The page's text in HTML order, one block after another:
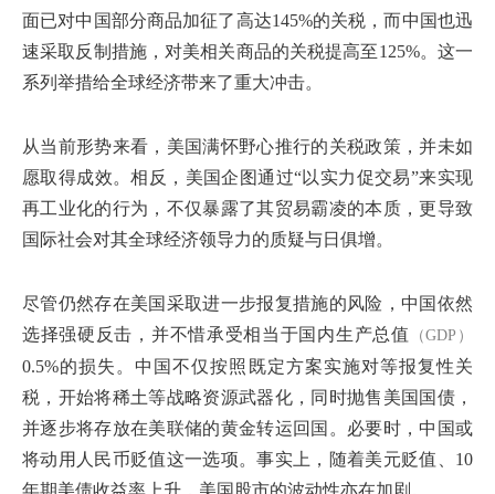
面已对中国部分商品加征了高达145%的关税，而中国也迅
速采取反制措施，对美相关商品的关税提高至125%。这一
系列举措给全球经济带来了重大冲击。
从当前形势来看，美国满怀野心推行的关税政策，并未如
愿取得成效。相反，美国企图通过“以实力促交易”来实现
再工业化的行为，不仅暴露了其贸易霸凌的本质，更导致
国际社会对其全球经济领导力的质疑与日俱增。
尽管仍然存在美国采取进一步报复措施的风险，中国依然
选择强硬反击，并不惜承受相当于国内生产总值
（GDP）
0.5%的损失。中国不仅按照既定方案实施对等报复性关
税，开始将稀土等战略资源武器化，同时抛售美国国债，
并逐步将存放在美联储的黄金转运回国。必要时，中国或
将动用人民币贬值这一选项。事实上，随着美元贬值、10
年期美债收益率上升，美国股市的波动性亦在加剧。